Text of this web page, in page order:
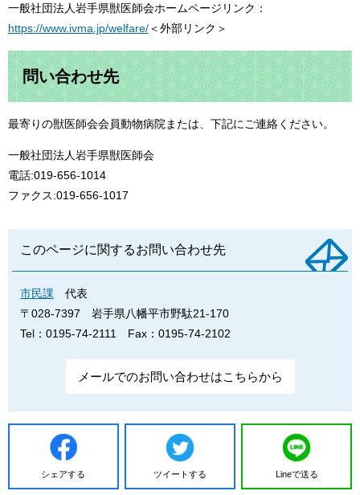
一般社団法人岩手県獣医師会ホームページリンク：
https://www.ivma.jp/welfare/＜外部リンク＞
問い合わせ先
最寄りの獣医師会会員動物病院または、下記にご連絡ください。
一般社団法人岩手県獣医師会
電話:019-656-1014
ファクス:019-656-1017
このページに関するお問い合わせ先
市民課
代表
〒028-7397
岩手県八幡平市野駄21-170
Tel：0195-74-2111
Fax：0195-74-2102
メールでのお問い合わせはこちらから
シェアする ツイートする Lineで送る